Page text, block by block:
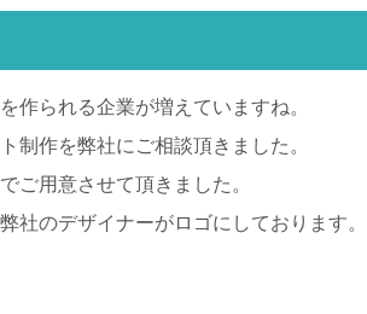
作られる企業が増えていますね。
制作を弊社にご相談頂きました。
ご用意させて頂きました。
社のデザイナーがロゴにしております。